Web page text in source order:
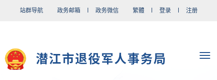
站群导航 政务邮箱 政务微信 繁體 登录 注册
潜江市退役军人事务局